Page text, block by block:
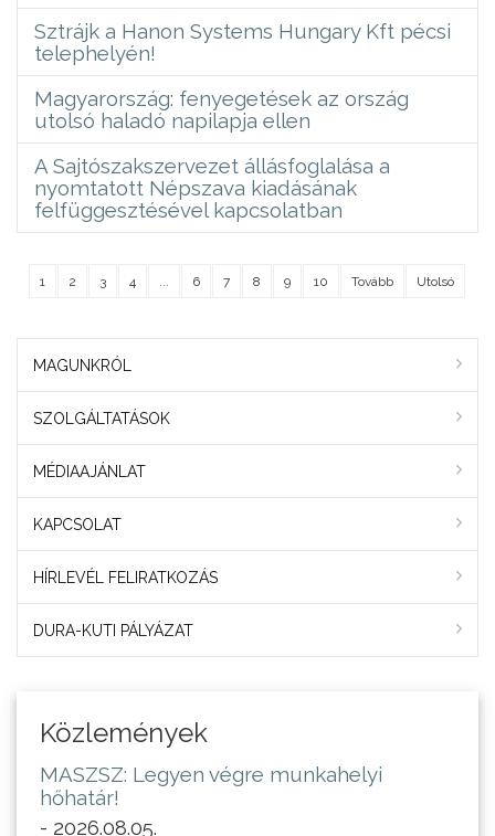
Sztrájk a Hanon Systems Hungary Kft pécsi
telephelyén!
Magyarország: fenyegetések az ország
utolsó haladó napilapja ellen
A Sajtószakszervezet állásfoglalása a
nyomtatott Népszava kiadásának
felfüggesztésével kapcsolatban
1 2 3 4 ... 6 7 8 9 10 Tovább Utolsó
MAGUNKRÓL
SZOLGÁLTATÁSOK
MÉDIAAJÁNLAT
KAPCSOLAT
HÍRLEVÉL FELIRATKOZÁS
DURA-KUTI PÁLYÁZAT
Közlemények
MASZSZ: Legyen végre munkahelyi
hőhatár!
- 2026.08.05.